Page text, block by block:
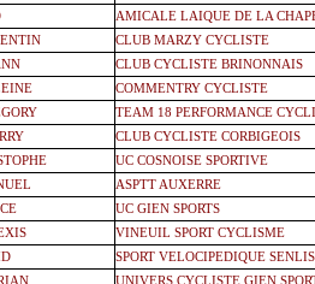
AMICALE LAIQUE DE LA
CLUB MARZY CYCLISTE
CLUB CYCLISTE BRINONNAIS
COMMENTRY CYCLISTE
TEAM 18 PERFORMANCE
CLUB CYCLISTE CORBIGEOIS
UC COSNOISE SPORTIVE
ASPTT AUXERRE
UC GIEN SPORTS
VINEUIL SPORT CYCLISME
SPORT VELOCIPEDIQUE
UNIVERS CYCLISTE GIEN